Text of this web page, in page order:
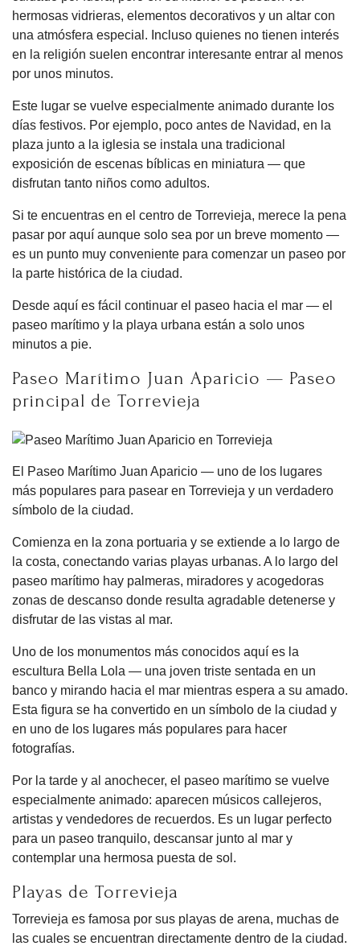
hermosas vidrieras, elementos decorativos y un altar con
una atmósfera especial. Incluso quienes no tienen interés
en la religión suelen encontrar interesante entrar al menos
por unos minutos.
Este lugar se vuelve especialmente animado durante los
días festivos. Por ejemplo, poco antes de Navidad, en la
plaza junto a la iglesia se instala una tradicional
exposición de escenas bíblicas en miniatura — que
disfrutan tanto niños como adultos.
Si te encuentras en el centro de Torrevieja, merece la pena
pasar por aquí aunque solo sea por un breve momento —
es un punto muy conveniente para comenzar un paseo por
la parte histórica de la ciudad.
Desde aquí es fácil continuar el paseo hacia el mar — el
paseo marítimo y la playa urbana están a solo unos
minutos a pie.
Paseo Marítimo Juan Aparicio — Paseo
principal de Torrevieja
El Paseo Marítimo Juan Aparicio — uno de los lugares
más populares para pasear en Torrevieja y un verdadero
símbolo de la ciudad.
Comienza en la zona portuaria y se extiende a lo largo de
la costa, conectando varias playas urbanas. A lo largo del
paseo marítimo hay palmeras, miradores y acogedoras
zonas de descanso donde resulta agradable detenerse y
disfrutar de las vistas al mar.
Uno de los monumentos más conocidos aquí es la
escultura Bella Lola — una joven triste sentada en un
banco y mirando hacia el mar mientras espera a su amado.
Esta figura se ha convertido en un símbolo de la ciudad y
en uno de los lugares más populares para hacer
fotografías.
Por la tarde y al anochecer, el paseo marítimo se vuelve
especialmente animado: aparecen músicos callejeros,
artistas y vendedores de recuerdos. Es un lugar perfecto
para un paseo tranquilo, descansar junto al mar y
contemplar una hermosa puesta de sol.
Playas de Torrevieja
Torrevieja es famosa por sus playas de arena, muchas de
las cuales se encuentran directamente dentro de la ciudad.